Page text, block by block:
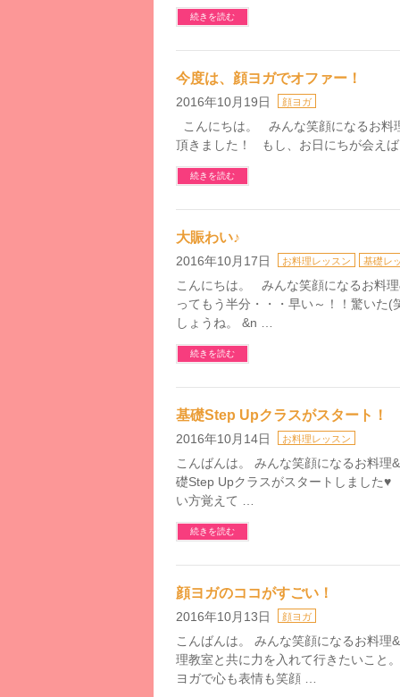
続きを読む
今度は、顔ヨガでオファー！
2016年10月19日 顔ヨガ
こんにちは。 みんな笑顔になるお料
頂きました！ もし、お日にちが会え
続きを読む
大賑わい♪
2016年10月17日 お料理レッスン 基礎レ
こんにちは。 みんな笑顔になるお料
ってもう半分・・・早い～！！驚い
しょうね。 &n …
続きを読む
基礎Step Upクラスがスタート！
2016年10月14日 お料理レッスン
こんばんは。 みんな笑顔になるお料
礎Step Upクラスがスタートしました
い方覚えて …
続きを読む
顔ヨガのココがすごい！
2016年10月13日 顔ヨガ
こんばんは。 みんな笑顔になるお料
理教室と共に力を入れて行きたいこと
ヨガで心も表情も笑顔 …